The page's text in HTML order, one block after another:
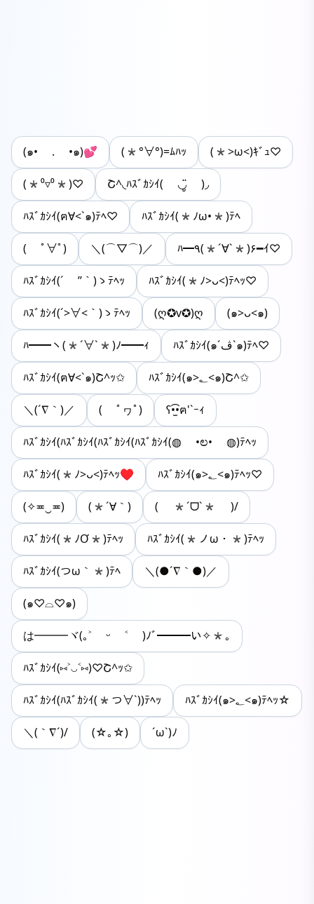
(๑• . •๑)💕 (*°∀°)=ﾑﾊｯ (*>ω<)ｷﾞｭ♡
(*⁰▿⁰*)♡ Շ^◟ﾊｽﾞｶｼｲ( ◡ູ̈ )◞
ﾊｽﾞｶｼｲ(ฅ∀<`๑)ﾃﾍ♡ ﾊｽﾞｶｼｲ(*ﾉω•*)ﾃﾍ
( ﾟ∀ﾟ) ＼(⌒▽⌒)／ ﾊ━٩(*´∀`*)۶━ｲ♡
ﾊｽﾞｶｼｲ(´ ’’｀)ゝﾃﾍｯ ﾊｽﾞｶｼｲ(*ﾉ>ᴗ<)ﾃﾍｯ♡
ﾊｽﾞｶｼｲ(´>∀<｀)ゝﾃﾍｯ (ღ✪v✪)ღ (๑>ᴗ<๑)
ﾊ━━ヽ(*´∀`*)ﾉ━━ｨ ﾊｽﾞｶｼｲ(๑´ڤ`๑)ﾃﾍ♡
ﾊｽﾞｶｼｲ(ฅ∀<`๑)Շ^ｯ✩ ﾊｽﾞｶｼｲ(๑>؂<๑)Շ^✩
＼(´∇｀)／ ( ﾟヮﾟ) ʕ•̫͡•ฅ'`ｰｨ
ﾊｽﾞｶｼｲ(ﾊｽﾞｶｼｲ(ﾊｽﾞｶｼｲ(ﾊｽﾞｶｼｲ(◍ •ಲ• ◍)ﾃﾍｯ
ﾊｽﾞｶｼｲ(*ﾉ>ᴗ<)ﾃﾍｯ♥ ﾊｽﾞｶｼｲ(๑>؂<๑)ﾃﾍｯ♡
(✧≖‿≖) (*´∀｀) ( *´ᗜ`* )/
ﾊｽﾞｶｼｲ(*ﾉƠ*)ﾃﾍｯ ﾊｽﾞｶｼｲ(*ノω・*)ﾃﾍｯ
ﾊｽﾞｶｼｲ(つω｀*)ﾃﾍ ＼(●´∇｀●)／
(๑♡⌓♡๑)
は━━━ヾ(｡˃ ᵕ ˂ )ﾉﾞ━━━い✧*｡
ﾊｽﾞｶｼｲ(⑅˃◡˂⑅)♡Շ^ｯ✩‪
‬ﾊｽﾞｶｼｲ(ﾊｽﾞｶｼｲ(*つ∀`))ﾃﾍｯ ﾊｽﾞｶｼｲ(๑>؂<๑)ﾃﾍｯ☆
＼(｀∇´)/ (☆｡☆) ´ω`)ﾉ